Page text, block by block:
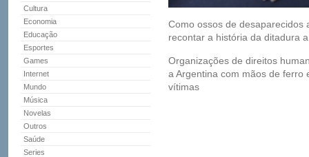
Cultura
Economia
Educação
Esportes
Games
Internet
Mundo
Música
Novelas
Outros
Saúde
Series
Como ossos de desaparecidos
recontar a história da ditadura
Organizações de direitos
a Argentina com mãos de ferro
vítimas